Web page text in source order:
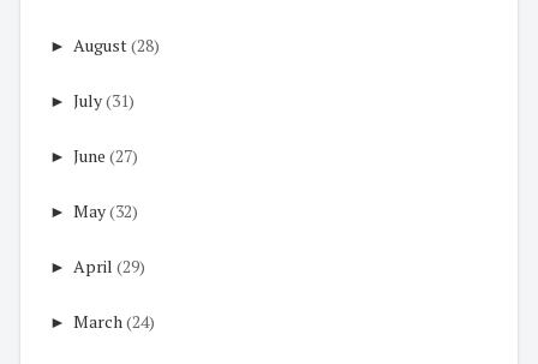
► August(28)
► July(31)
► June (27)
► May(32)
► April (29)
► March(24)